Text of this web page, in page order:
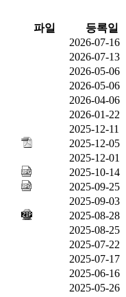
파일 등록일
2026-07-16
2026-07-13
2026-05-06
2026-05-06
2026-04-06
2026-01-22
2025-12-11
2025-12-05
2025-12-01
2025-10-14
2025-09-25
2025-09-03
2025-08-28
2025-08-25
2025-07-22
2025-07-17
2025-06-16
2025-05-26